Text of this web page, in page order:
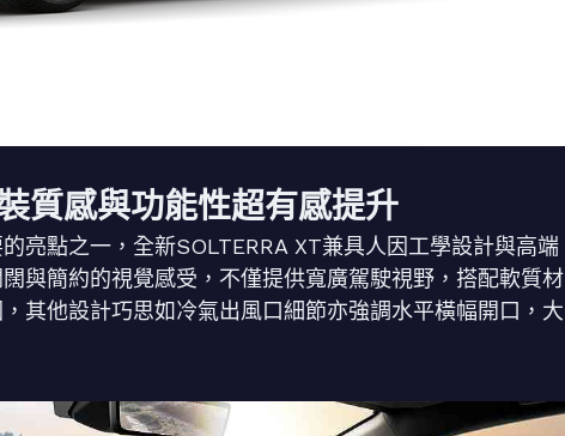
質感與功能性超有感提升
亮點之一，全新SOLTERRA XT兼具人因工學設計與高端
與簡約的視覺感受，不僅提供寬廣駕駛視野，搭配軟質材
其他設計巧思如冷氣出風口細節亦強調水平橫幅開口，大